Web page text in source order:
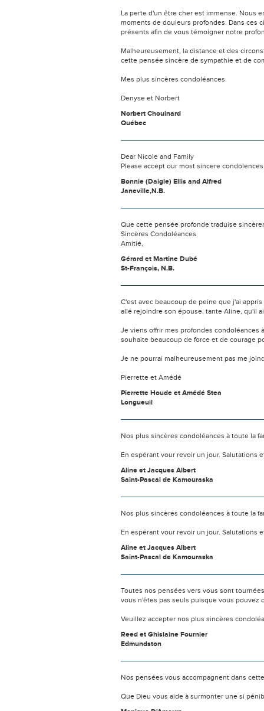
La perte d'un être cher est immense. Nous
moments de douleurs profondes. Dans ces
présents afin de vous témoigner notre
Malheureusement, la distance et des
cette pensée sincère de sympathie et de
Mes plus sincères condoléances.
Denyse et Norbert
Norbert Chouinard
Québec
Dear Nicole and Family
Please accept our most sincere
Bonnie (Daigle) Ellis and Alfred
Janeville,N.B.
Que cette pensée profonde traduise
Sincères Condoléances
Amitié,
Gérard et Martine Dubé
St-François, N.B.
C'est avec beaucoup de peine que j'ai
allé rejoindre son épouse, tante Aline, qu'il
Je viens offrir mes profondes condoléances
souhaite beaucoup de force et de courage
Je ne pourrai malheureusement pas me
Pierrette et Amédé
Pierrette Houde et Amédé Stea
Longueuil
Nos plus sincères condoléances à toute la
En espérant vour revoir un jour. Salutations
Aline et Jacques Albert
Saint-Pascal de Kamouraska
Nos plus sincères condoléances à toute la
En espérant vour revoir un jour. Salutations
Aline et Jacques Albert
Saint-Pascal de Kamouraska
Toutes nos pensées vers vous sont
vous n'êtes pas seuls puisque vous pouvez
Veuillez accepter nos plus sincères
Reed et Ghislaine Fournier
Edmundston
Nos pensées vous accompagnent dans
Que Dieu vous aide à surmonter une si